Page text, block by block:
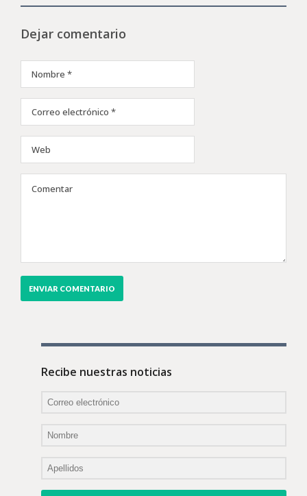
Dejar comentario
Recibe nuestras noticias